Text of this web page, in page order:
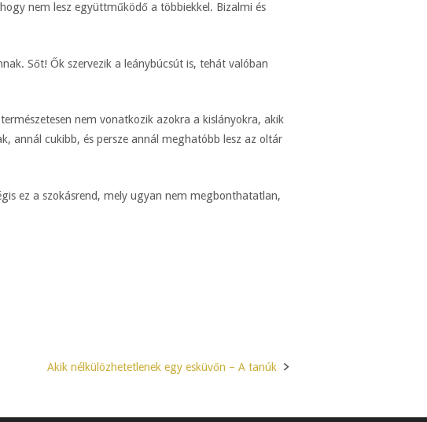
nem lesz együttműködő a többiekkel. Bizalmi és
Sőt! Ők szervezik a leánybúcsút is, tehát valóban
nem vonatkozik azokra a kislányokra, akik
annál cukibb, és persze annál meghatóbb lesz az oltár
ez a szokásrend, mely ugyan nem megbonthatatlan,
Akik nélkülözhetetlenek egy esküvőn – A tanúk